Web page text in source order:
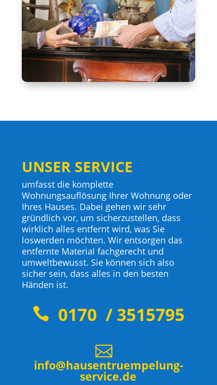
UNSER SERVICE
umfasst die komplette
Wohnungsauflösung Ihrer Wohnung oder
Ihres Hauses. Dabei gehen wir sehr
gründlich vor, um sicherzustellen, dass
wirklich alles entfernt wird, was Sie
loswerden möchten. Wir entsorgen das
entfernte Material fachgerecht und
umweltbewusst. Sie können sich also
sicher sein, dass alles in den besten
Händen ist.
 0170 / 3515795

info@hausentruempelung-
service.de